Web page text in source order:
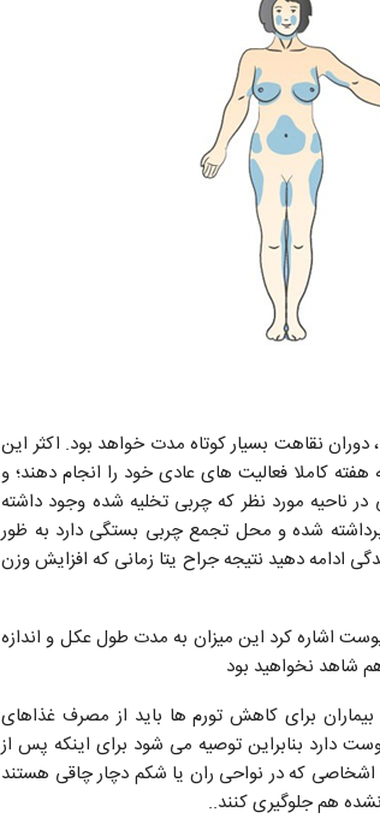
نقاهت بسیار کوتاه مدت خواهد بود. اکثر این
کاملا فعالیت های عادی خود را انجام دهند؛ و
ناحیه مورد نظر که چربی تخلیه شده وجود داشته
شده و محل تجمع چربی بستگی دارد به ظور
به زندگی ادامه دهید نتیجه جراح یتا زمانی که افزایش وزن
اشاره کرد این میزان به مدت طول عکل و اندازه
شاهد نخواهید بود
بیماران برای کاهش تورم ها باید از مصرف غذاهای
دارد بنابراین توصیه می شود برای اینکه پس از
اشخاصی که در نواحی ران یا شکم دچار چاقی هستند
هم جلوگیری کنند..